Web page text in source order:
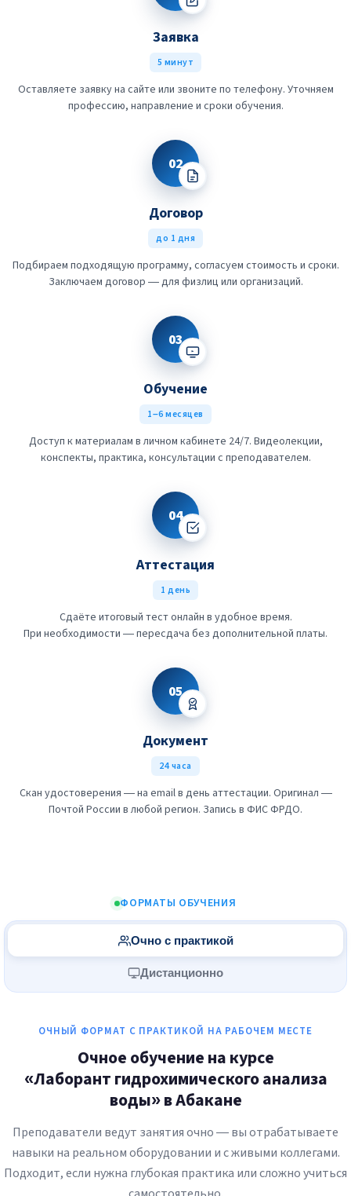
Заявка
5 минут
Оставляете заявку на сайте или звоните по телефону. Уточняем
профессию, направление и сроки обучения.
02
Договор
до 1 дня
Подбираем подходящую программу, согласуем стоимость и сроки.
Заключаем договор — для физлиц или организаций.
03
Обучение
1–6 месяцев
Доступ к материалам в личном кабинете 24/7. Видеолекции,
конспекты, практика, консультации с преподавателем.
04
Аттестация
1 день
Сдаёте итоговый тест онлайн в удобное время.
При необходимости — пересдача без дополнительной платы.
05
Документ
24 часа
Скан удостоверения — на email в день аттестации. Оригинал —
Почтой России в любой регион. Запись в ФИС ФРДО.
ФОРМАТЫ ОБУЧЕНИЯ
Очно с практикой
Дистанционно
ОЧНЫЙ ФОРМАТ С ПРАКТИКОЙ НА РАБОЧЕМ МЕСТЕ
Очное обучение на курсе
«Лаборант гидрохимического анализа
воды» в Абакане
Преподаватели ведут занятия очно — вы отрабатываете
навыки на реальном оборудовании и с живыми коллегами.
Подходит, если нужна глубокая практика или сложно учиться